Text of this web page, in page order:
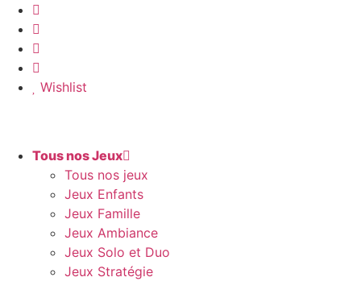
Aller
contenu
Wishlist
Tous nos Jeux
Tous nos jeux
Jeux Enfants
Jeux Famille
Jeux Ambiance
Jeux Solo et Duo
Jeux Stratégie